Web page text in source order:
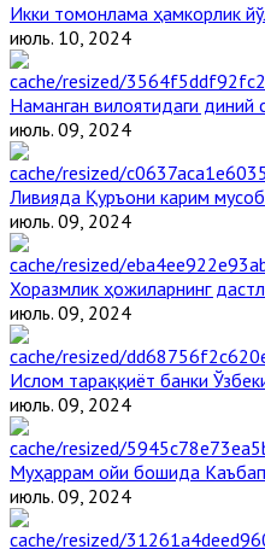
Икки томонлама ҳамкорлик
июль. 10, 2024
Наманган вилоятидаги
июль. 09, 2024
Ливияда Қуръони карим
июль. 09, 2024
Хоразмлик ҳожиларнинг
июль. 09, 2024
Ислом тараққиёт банки
июль. 09, 2024
Муҳаррам ойи бошида
июль. 09, 2024